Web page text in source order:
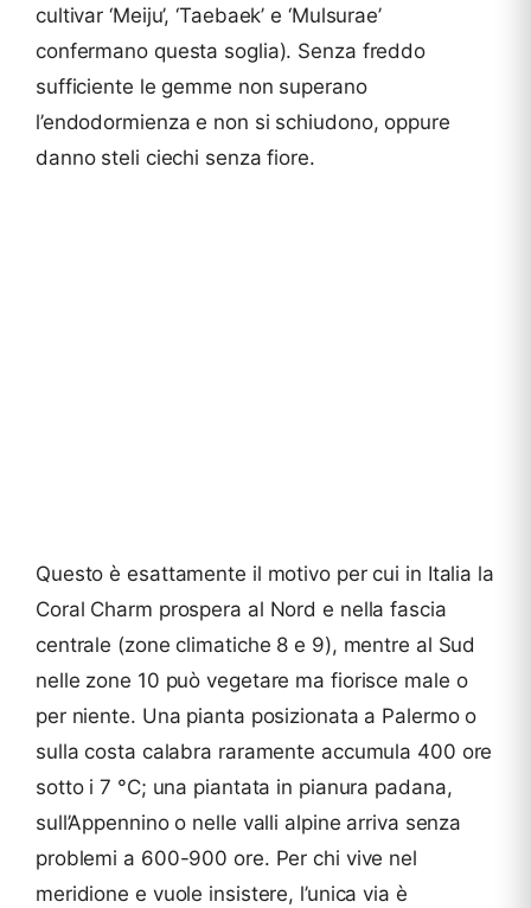
cultivar ‘Meiju’, ‘Taebaek’ e ‘Mulsurae’
confermano questa soglia). Senza freddo
sufficiente le gemme non superano
l’endodormienza e non si schiudono, oppure
danno steli ciechi senza fiore.
Questo è esattamente il motivo per cui in Italia la
Coral Charm prospera al Nord e nella fascia
centrale (zone climatiche 8 e 9), mentre al Sud
nelle zone 10 può vegetare ma fiorisce male o
per niente. Una pianta posizionata a Palermo o
sulla costa calabra raramente accumula 400 ore
sotto i 7 °C; una piantata in pianura padana,
sull’Appennino o nelle valli alpine arriva senza
problemi a 600-900 ore. Per chi vive nel
meridione e vuole insistere, l’unica via è